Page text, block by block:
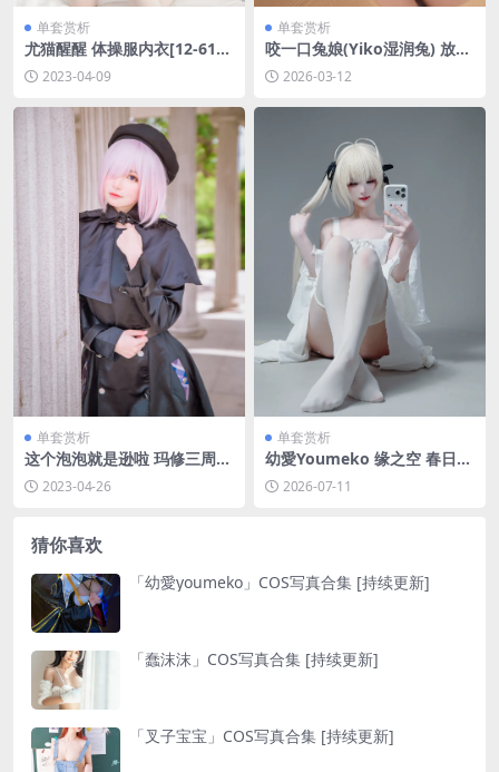
单套赏析
尤猫醒醒 体操服内衣[12-61M
B] 2023-04-09
单套赏析
咬一口兔娘(Yiko湿润兔) 放课
后の归路[122P+2V]
2026-03-12
单套赏析
这个泡泡就是逊啦 玛修三周年
[11P-34MB]
2023-04-26
单套赏析
幼愛Youmeko 缘之空 春日野
穹白裙[42P-909.3M]
2026-07-11
猜你喜欢
「幼愛youmeko」COS写真合集 [持续更新]
「蠢沫沫」COS写真合集 [持续更新]
「叉子宝宝」COS写真合集 [持续更新]